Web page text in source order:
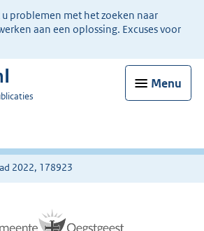
problemen met het zoeken naar
aan een oplossing. Excuses voor
Menu
2022, 178923